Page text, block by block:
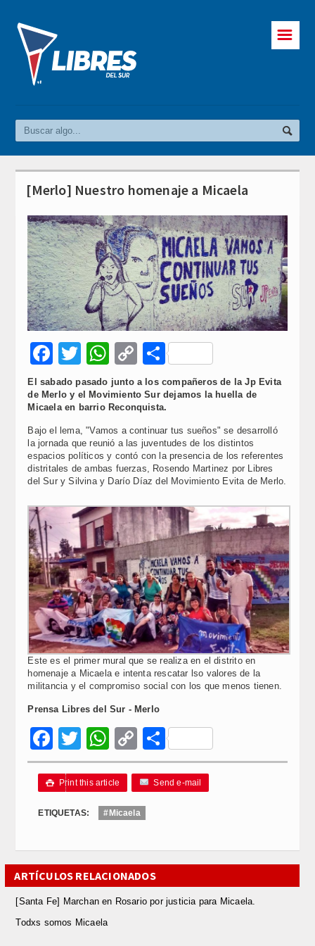
☰
[Merlo] Nuestro homenaje a Micaela
Facebook
Twitter
WhatsApp
Copy
Link
Compartir
El sabado pasado junto a los compañeros de la Jp Evita
de Merlo y el Movimiento Sur dejamos la huella de
Micaela en barrio Reconquista.
Bajo el lema, "Vamos a continuar tus sueños" se desarrolló
la jornada que reunió a las juventudes de los distintos
espacios políticos y contó con la presencia de los referentes
distritales de ambas fuerzas, Rosendo Martinez por Libres
del Sur y Silvina y Darío Díaz del Movimiento Evita de Merlo.
Este es el primer mural que se realiza en el distrito en
homenaje a Micaela e intenta rescatar lso valores de la
militancia y el compromiso social con los que menos tienen.
Prensa Libres del Sur - Merlo
Facebook
Twitter
WhatsApp
Copy
Link
Compartir
 Print this article Send e-mail
ETIQUETAS: #Micaela
ARTÍCULOS RELACIONADOS
[Santa Fe] Marchan en Rosario por justicia para Micaela.
Todxs somos Micaela